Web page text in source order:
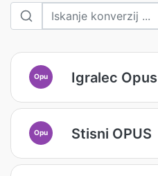
Opu Igralec Opus
Opu Stisni OPUS